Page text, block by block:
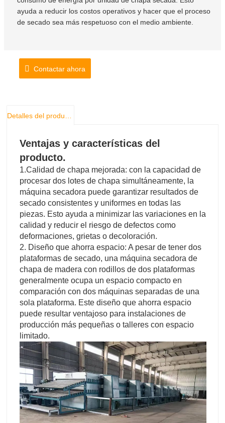
ayuda a reducir los costos operativos y hacer que el proceso
de secado sea más respetuoso con el medio ambiente.
Contactar ahora
Detalles del producto
Ventajas y características del
producto.
1.Calidad de chapa mejorada: con la capacidad de
procesar dos lotes de chapa simultáneamente, la
máquina secadora puede garantizar resultados de
secado consistentes y uniformes en todas las
piezas. Esto ayuda a minimizar las variaciones en la
calidad y reducir el riesgo de defectos como
deformaciones, grietas o decoloración.
2. Diseño que ahorra espacio: A pesar de tener dos
plataformas de secado, una máquina secadora de
chapa de madera con rodillos de dos plataformas
generalmente ocupa un espacio compacto en
comparación con dos máquinas separadas de una
sola plataforma. Este diseño que ahorra espacio
puede resultar ventajoso para instalaciones de
producción más pequeñas o talleres con espacio
limitado.